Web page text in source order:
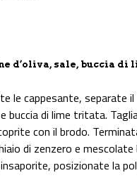
d’oliva, sale, buccia di
le cappesante, separate
buccia di lime tritata.
con il brodo.
di zenzero e
posizionate la